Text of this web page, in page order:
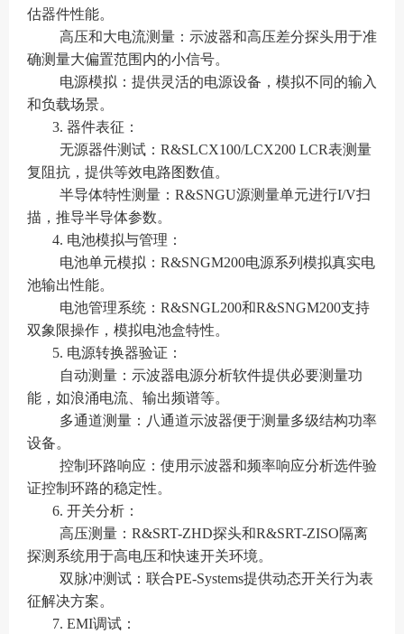
估器件性能。
高压和大电流测量：示波器和高压差分探头用于准
确测量大偏置范围内的小信号。
电源模拟：提供灵活的电源设备，模拟不同的输入
和负载场景。
3. 器件表征：
无源器件测试：R&SLCX100/LCX200 LCR表测量
复阻抗，提供等效电路图数值。
半导体特性测量：R&SNGU源测量单元进行I/V扫
描，推导半导体参数。
4. 电池模拟与管理：
电池单元模拟：R&SNGM200电源系列模拟真实电
池输出性能。
电池管理系统：R&SNGL200和R&SNGM200支持
双象限操作，模拟电池盒特性。
5. 电源转换器验证：
自动测量：示波器电源分析软件提供必要测量功
能，如浪涌电流、输出频谱等。
多通道测量：八通道示波器便于测量多级结构功率
设备。
控制环路响应：使用示波器和频率响应分析选件验
证控制环路的稳定性。
6. 开关分析：
高压测量：R&SRT-ZHD探头和R&SRT-ZISO隔离
探测系统用于高电压和快速开关环境。
双脉冲测试：联合PE-Systems提供动态开关行为表
征解决方案。
7. EMI调试：